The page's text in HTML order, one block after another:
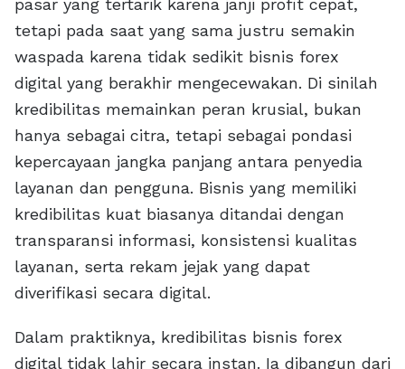
pasar yang tertarik karena janji profit cepat,
tetapi pada saat yang sama justru semakin
waspada karena tidak sedikit bisnis forex
digital yang berakhir mengecewakan. Di sinilah
kredibilitas memainkan peran krusial, bukan
hanya sebagai citra, tetapi sebagai pondasi
kepercayaan jangka panjang antara penyedia
layanan dan pengguna. Bisnis yang memiliki
kredibilitas kuat biasanya ditandai dengan
transparansi informasi, konsistensi kualitas
layanan, serta rekam jejak yang dapat
diverifikasi secara digital.
Dalam praktiknya, kredibilitas bisnis forex
digital tidak lahir secara instan. Ia dibangun dari